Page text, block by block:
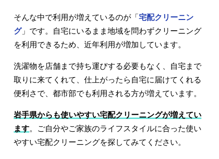
そんな中で利用が増えているのが「 宅配クリーニン
グ」です。自宅にいるまま地域を問わずクリーニング
を利用できるため、近年利用が増加しています。
洗濯物を店舗まで持ち運びする必要もなく、自宅まで
取りに来てくれて、仕上がったら自宅に届けてくれる
便利さで、都市部でも利用される方が増えています。
岩手県からも使いやすい宅配クリーニングが増えてい
ます。ご自分やご家族のライフスタイルに合った使い
やすい宅配クリーニングを探してみてください。